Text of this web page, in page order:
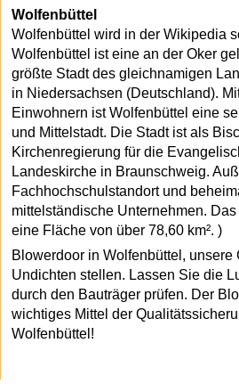
Wolfenbüttel
Wolfenbüttel wird in der Wikipedia
Wolfenbüttel ist eine an der Oker
größte Stadt des gleichnamigen
in Niedersachsen (Deutschland).
Einwohnern ist Wolfenbüttel eine
und Mittelstadt. Die Stadt ist als
Kirchenregierung für die
Landeskirche in Braunschweig.
Fachhochschulstandort und
mittelständische Unternehmen.
eine Fläche von über 78,60 km². )
Blowerdoor in Wolfenbüttel, unsere
Undichten stellen. Lassen Sie die
durch den Bauträger prüfen. Der
wichtiges Mittel der
Wolfenbüttel!